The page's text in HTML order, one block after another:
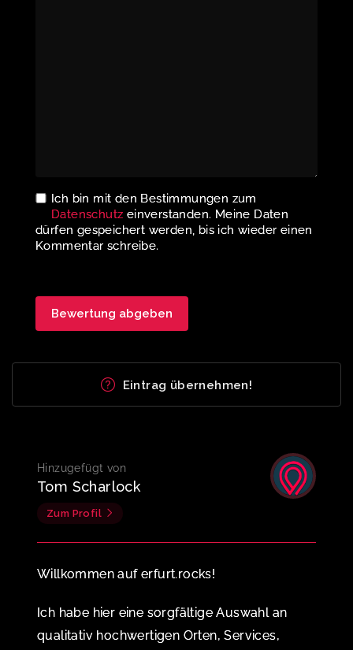
Ich bin mit den Bestimmungen zum
Datenschutz einverstanden. Meine Daten
dürfen gespeichert werden, bis ich wieder einen
Kommentar schreibe.
Eintrag übernehmen!
Hinzugefügt von
Tom Scharlock
Zum Profil
Willkommen auf erfurt.rocks!
Ich habe hier eine sorgfältige Auswahl an
qualitativ hochwertigen Orten, Services,